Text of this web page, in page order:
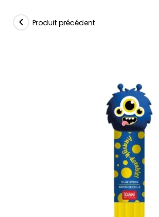
Produit précédent